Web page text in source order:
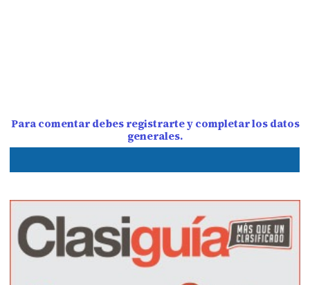
Para comentar debes registrarte y completar los datos
generales.